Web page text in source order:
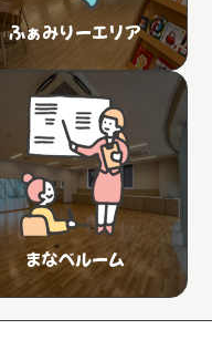
ふぁみりーエリア
まなべルーム